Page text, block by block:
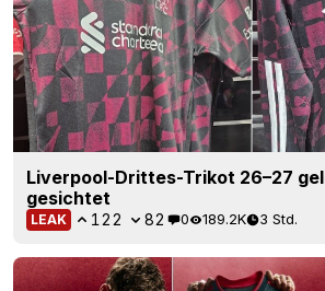
Liverpool-Drittes-Trikot 26–27
gesichtet
LEAK 122 82 0 189.2K 3 Std.